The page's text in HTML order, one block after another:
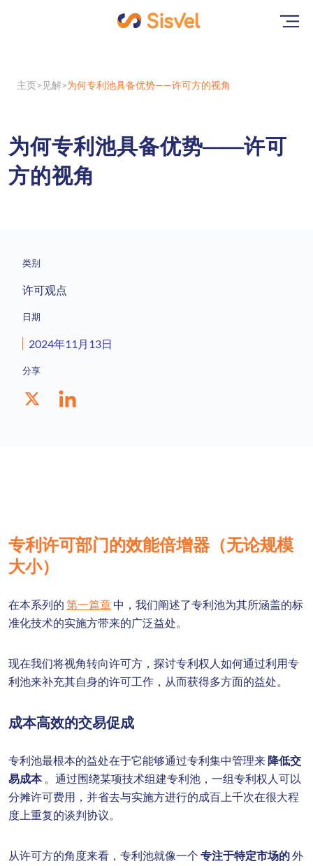
主页 见解 为何专利池具备优势——许可方的视角
为何专利池具备优势——许可
方的视角
类别
许可观点
日期
2024年11月13日
分享
专利许可部门的效能倍增器（无论规模
大小）
在本系列的 第一篇章中，我们阐述了专利池为其所涵盖的标
准化技术的实施方带来的广泛益处。
现在我们将视角转向许可方，探讨专利权人如何通过利用专
利池来补充其自身的许可工作，从而获得多方面的益处。
成本高效的交易促成
专利池最根本的益处在于它能够通过专利集中管理来 降低交
易成本。通过围绕某项技术组建专利池，一组专利权人可以
分摊许可费用，并省去与实施方进行的成百上千次在很大程
度上重复的谈判协议。
从许可方的角度来看，专利池就像一个 专注于特定市场的外